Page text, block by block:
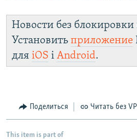
Новости без
Установить приложение
для iOS і Android.
Поделиться Читать без
This item is part of